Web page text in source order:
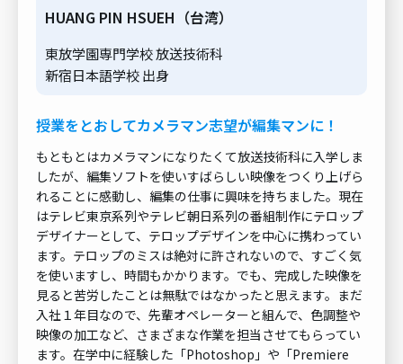
HUANG PIN HSUEH（台湾）
東放学園専門学校 放送技術科
新宿日本語学校 出身
授業をとおしてカメラマン志望が編集マンに！
もともとはカメラマンになりたくて放送技術科に入学しま
したが、編集ソフトを使いすばらしい映像をつくり上げら
れることに感動し、編集の仕事に興味を持ちました。現在
はテレビ東京系列やテレビ朝日系列の番組制作にテロップ
デザイナーとして、テロップデザインを中心に携わってい
ます。テロップのミスは絶対に許されないので、すごく気
を使いますし、時間もかかります。でも、完成した映像を
見ると苦労したことは無駄ではなかったと思えます。まだ
入社１年目なので、先輩オペレーターと組んで、色調整や
映像の加工など、さまざまな作業を担当させてもらってい
ます。在学中に経験した「Photoshop」や「Premiere